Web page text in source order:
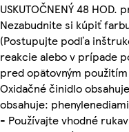
USKUTOČNENÝ 48
Nezabudnite si kúpiť
(Postupujte podľa
reakcie alebo v prípade
pred opätovným
Oxidačné činidlo
obsahuje:
- Používajte vhodné